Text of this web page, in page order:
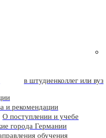
в штудиенколлег или вуз
и рекомендации
О поступлении и учебе
города Германии
обучения